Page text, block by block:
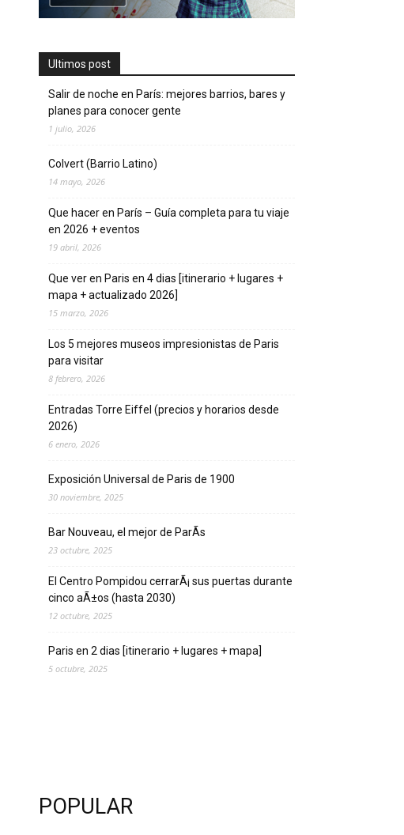
Ultimos post
Salir de noche en París: mejores barrios, bares y
planes para conocer gente
1 julio, 2026
Colvert (Barrio Latino)
14 mayo, 2026
Que hacer en Parí­s – Guí­a completa para tu viaje
en 2026 + eventos
19 abril, 2026
Que ver en Pari­s en 4 di­as [itinerario + lugares +
mapa + actualizado 2026]
15 marzo, 2026
Los 5 mejores museos impresionistas de Pari­s
para visitar
8 febrero, 2026
Entradas Torre Eiffel (precios y horarios desde
2026)
6 enero, 2026
Exposición Universal de Pari­s de 1900
30 noviembre, 2025
Bar Nouveau, el mejor de ParÃ­s
23 octubre, 2025
El Centro Pompidou cerrarÃ¡ sus puertas durante
cinco aÃ±os (hasta 2030)
12 octubre, 2025
Paris en 2 dias [itinerario + lugares + mapa]
5 octubre, 2025
POPULAR